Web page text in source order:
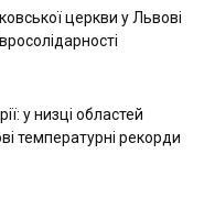
церкви у Львові
у низці областей
температурні рекорди